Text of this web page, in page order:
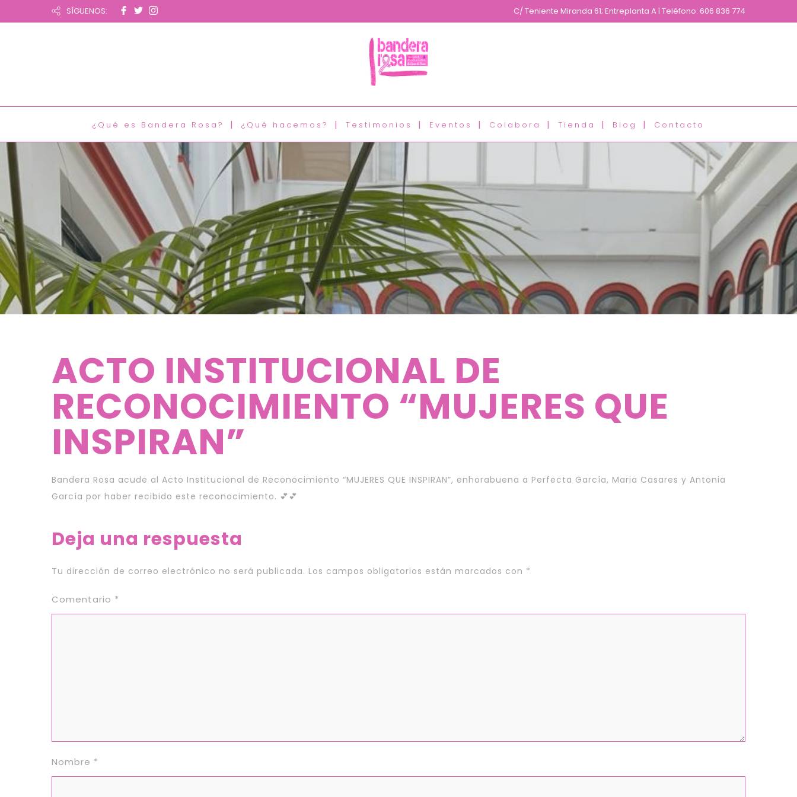
SÍGUENOS: C/ Teniente Miranda 61; Entreplanta A | Teléfono: 606 836 774
¿Qué es Bandera Rosa? ¿Qué hacemos? Testimonios Eventos Colabora Tienda Blog Contacto
ACTO INSTITUCIONAL DE
RECONOCIMIENTO “MUJERES QUE
INSPIRAN”
Bandera Rosa acude al Acto Institucional de Reconocimiento “MUJERES QUE INSPIRAN”, enhorabuena a Perfecta García, Maria Casares y Antonia
García por haber recibido este reconocimiento. 💕💕
Deja una respuesta
Tu dirección de correo electrónico no será publicada. Los campos obligatorios están marcados con *
Comentario *
Nombre *